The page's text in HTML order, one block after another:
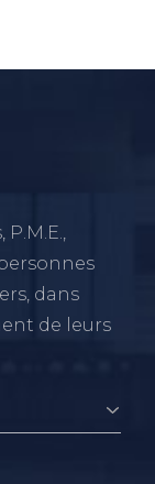
dans
de leurs